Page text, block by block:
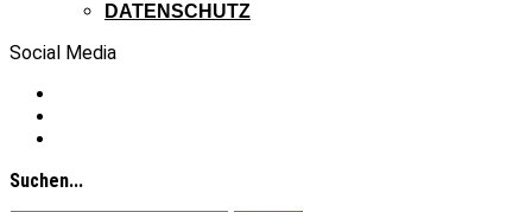
DATENSCHUTZ
Social Media
Suchen...